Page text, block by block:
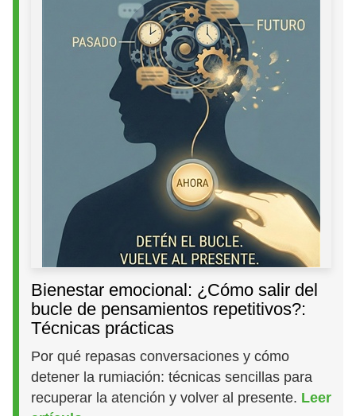
Bienestar emocional: ¿Cómo salir del
bucle de pensamientos repetitivos?:
Técnicas prácticas
Por qué repasas conversaciones y cómo
detener la rumiación: técnicas sencillas para
recuperar la atención y volver al presente. Leer